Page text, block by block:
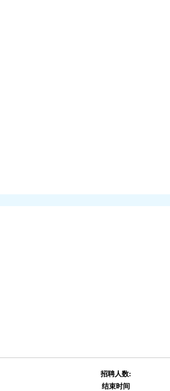
招聘人数:
结束时间